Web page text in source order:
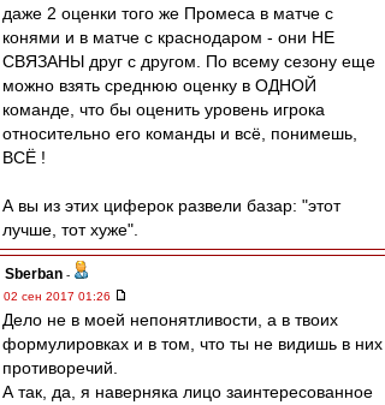
даже 2 оценки того же Промеса в матче с
конями и в матче с краснодаром - они НЕ
СВЯЗАНЫ друг с другом. По всему сезону еще
можно взять среднюю оценку в ОДНОЙ
команде, что бы оценить уровень игрока
относительно его команды и всё, понимешь,
ВСЁ !
А вы из этих циферок развели базар: "этот
лучше, тот хуже".
Sberban -
02 сен 2017 01:26
Дело не в моей непонятливости, а в твоих
формулировках и в том, что ты не видишь в них
противоречий.
А так, да, я наверняка лицо заинтересованное